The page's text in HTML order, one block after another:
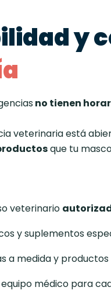
y
no tienen
veterinaria está
que tu
veterinario
y suplementos
a medida y
médico para